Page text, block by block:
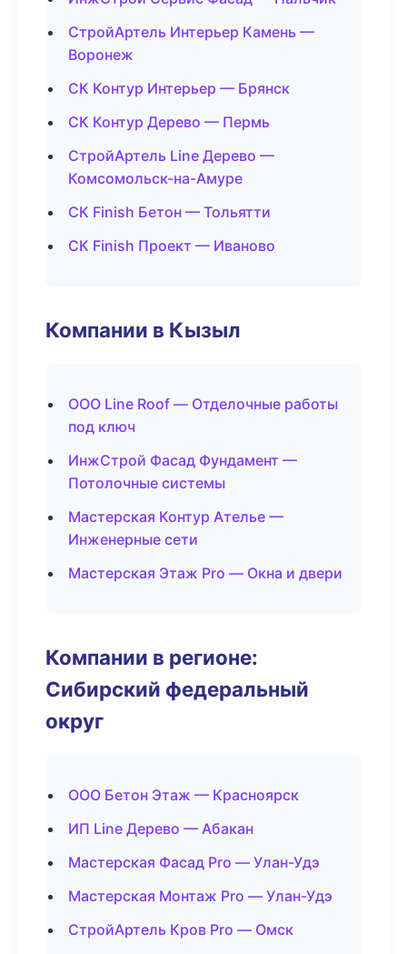
СтройАртель Интерьер Камень —
Воронеж
СК Контур Интерьер — Брянск
СК Контур Дерево — Пермь
СтройАртель Line Дерево —
Комсомольск-на-Амуре
СК Finish Бетон — Тольятти
СК Finish Проект — Иваново
Компании в Кызыл
ООО Line Roof — Отделочные работы
под ключ
ИнжСтрой Фасад Фундамент —
Потолочные системы
Мастерская Контур Ателье —
Инженерные сети
Мастерская Этаж Pro — Окна и двери
Компании в регионе:
Сибирский федеральный
округ
ООО Бетон Этаж — Красноярск
ИП Line Дерево — Абакан
Мастерская Фасад Pro — Улан-Удэ
Мастерская Монтаж Pro — Улан-Удэ
СтройАртель Кров Pro — Омск